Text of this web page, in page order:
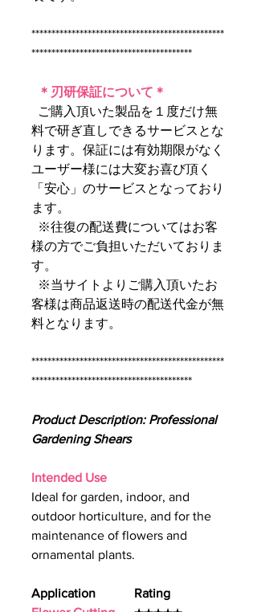
************************************************
****************************************
＊刃研保証について＊
ご購入頂いた製品を１度だけ無
料で研ぎ直しできるサービスとな
ります。保証には有効期限がなく
ユーザー様には大変お喜び頂く
「安心」のサービスとなっており
ます。
※往復の配送費についてはお客
様の方でご負担いただいておりま
す。
※当サイトよりご購入頂いたお
客様は商品返送時の配送代金が無
料となります。
************************************************
****************************************
Product Description: Professional
Gardening Shears
Intended Use
Ideal for garden, indoor, and
outdoor horticulture, and for the
maintenance of flowers and
ornamental plants.
Application Rating